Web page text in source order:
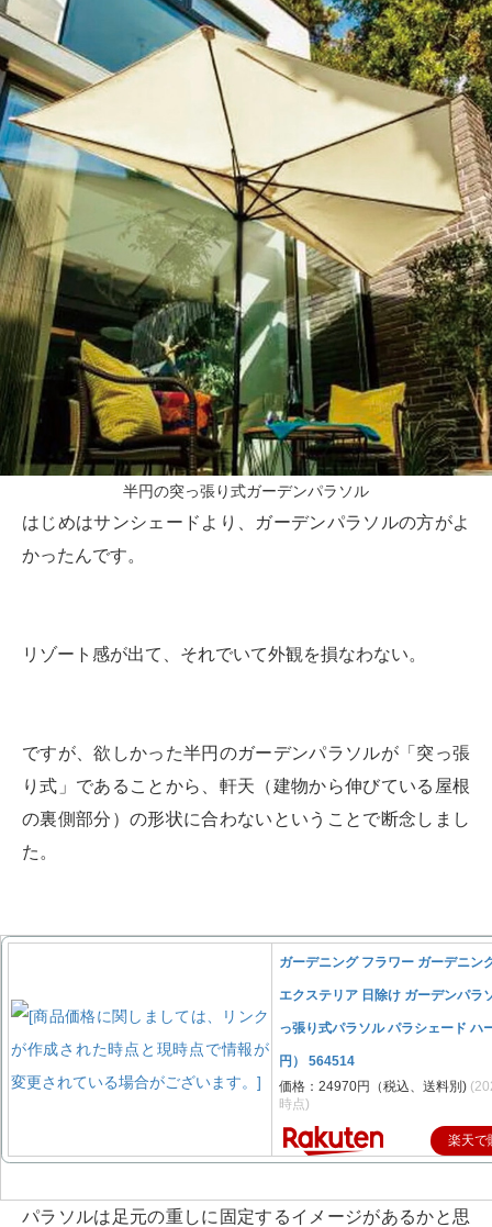
半円の突っ張り式ガーデンパラソル
はじめはサンシェードより、ガーデンパラソルの方がよ
かったんです。
リゾート感が出て、それでいて外観を損なわない。
ですが、欲しかった半円のガーデンパラソルが「突っ張
り式」であることから、軒天（建物から伸びている屋根
の裏側部分）の形状に合わないということで断念しまし
た。
ガーデニング フラワー ガーデニン
エクステリア 日除け ガーデンパラ
っ張り式パラソル パラシェード ハ
円） 564514
価格：24970円（税込、送料別)
時点)
楽天で
パラソルは足元の重しに固定するイメージがあるかと思